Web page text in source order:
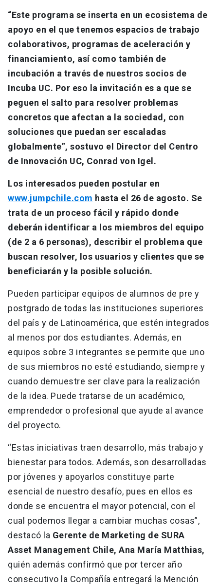
“Este programa se inserta en un ecosistema de
apoyo en el que tenemos espacios de trabajo
colaborativos, programas de aceleración y
financiamiento, así como también de
incubación a través de nuestros socios de
Incuba UC. Por eso la invitación es a que se
peguen el salto para resolver problemas
concretos que afectan a la sociedad, con
soluciones que puedan ser escaladas
globalmente”, sostuvo el Director del Centro
de Innovación UC, Conrad von Igel.
Los interesados pueden postular en
www.jumpchile.com hasta el 26 de agosto. Se
trata de un proceso fácil y rápido donde
deberán identificar a los miembros del equipo
(de 2 a 6 personas), describir el problema que
buscan resolver, los usuarios y clientes que se
beneficiarán y la posible solución.
Pueden participar equipos de alumnos de pre y
postgrado de todas las instituciones superiores
del país y de Latinoamérica, que estén integrados
al menos por dos estudiantes. Además, en
equipos sobre 3 integrantes se permite que uno
de sus miembros no esté estudiando, siempre y
cuando demuestre ser clave para la realización
de la idea. Puede tratarse de un académico,
emprendedor o profesional que ayude al avance
del proyecto.
“Estas iniciativas traen desarrollo, más trabajo y
bienestar para todos. Además, son desarrolladas
por jóvenes y apoyarlos constituye parte
esencial de nuestro desafío, pues en ellos es
donde se encuentra el mayor potencial, con el
cual podemos llegar a cambiar muchas cosas”,
destacó la Gerente de Marketing de SURA
Asset Management Chile, Ana María Matthias,
quién además confirmó que por tercer año
consecutivo la Compañía entregará la Mención